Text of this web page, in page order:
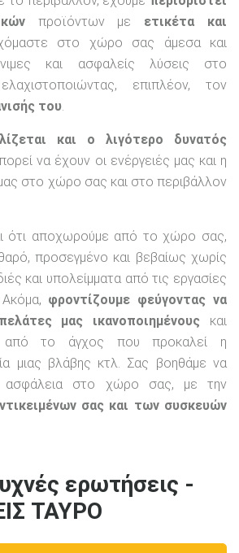
προϊόντων με ετικέτα και
στο χώρο σας άμεσα και
και ασφαλείς λύσεις στο
επιπλέον, τον
του.
και ο λιγότερο δυνατός
να έχουν οι ενέργειές μας και η
στο χώρο σας και στο περιβάλλον
ότι αποχωρούμε από το χώρο σας,
προσεγμένο και βεβαίως χωρίς
και υπολείμματα από τις εργασίες
φροντίζουμε φεύγοντας να
μας ικανοποιημένους και
από το άγχος που προκαλεί η
μιας βλάβης κτλ. Σας βοηθάμε να
ασφάλεια στο χώρο σας, με την
σας και των συσκευών
ερωτήσεις -
ΤΑΥΡΟ